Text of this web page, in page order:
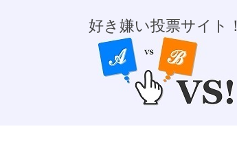
好き嫌い投票サイト！